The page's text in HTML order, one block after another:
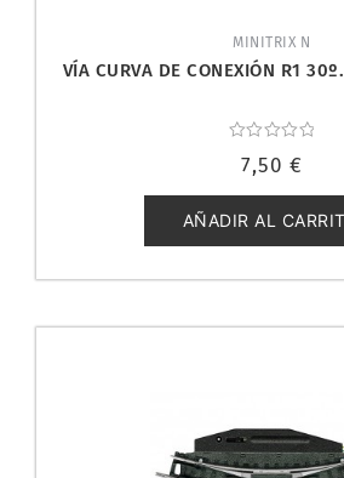
MINITRIX N
VÍA CURVA DE CONEXIÓN R1
con
de
5
7,50 €
AÑADIR AL